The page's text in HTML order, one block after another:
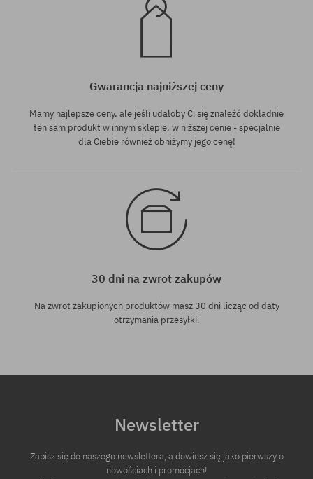
Gwarancja najniższej ceny
Mamy najlepsze ceny, ale jeśli udałoby Ci się znaleźć dokładnie
ten sam produkt w innym sklepie, w niższej cenie - specjalnie
dla Ciebie również obniżymy jego cenę!
30 dni na zwrot zakupów
Na zwrot zakupionych produktów masz 30 dni licząc od daty
otrzymania przesyłki.
Newsletter
Zapisz się do naszego newslettera, a dowiesz się jako pierwszy o
nowościach i promocjach!